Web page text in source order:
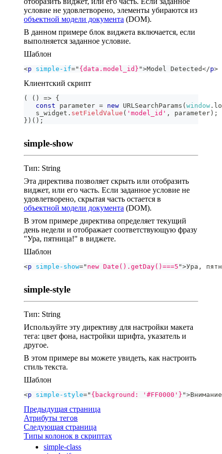
условие не удовлетворено, элементы убираются из
объектной модели документа (DOM).
В данном примере блок виджета включается, если
выполняется заданное условие.
Шаблон
<p simple-if=" {data.model_id} ">Model Detected</p>
Клиентский скрипт
( ( ) => {
const parameter = new URLSearchParams ( window .
   s_widget
. setFieldValue ( 'model_id' , parameter ) ;
} ) ( ) ;
simple-show
Тип: String
Эта директива позволяет скрыть или отобразить
виджет, или его часть. Если заданное условие не
удовлетворено, скрытая часть остается в
объектной модели документа (DOM).
В этом примере директива определяет текущий
день недели и отображает соответствующую фразу
"Ура, пятница!" в виджете.
Шаблон
<p simple-show=" new Date().getDay()===5 ">Ура,
simple-style
Тип: String
Используйте эту директиву для настройки макета
тега: цвет фона, настройки шрифта, указатель и
другое.
В этом примере вы можете увидеть, как настроить
стиль текста.
Шаблон
<p simple-style=" {background: '#FF0000'} ">
Предыдущая страница
Атрибуты тегов
Следующая страница
Типы колонок в скриптах
simple-class